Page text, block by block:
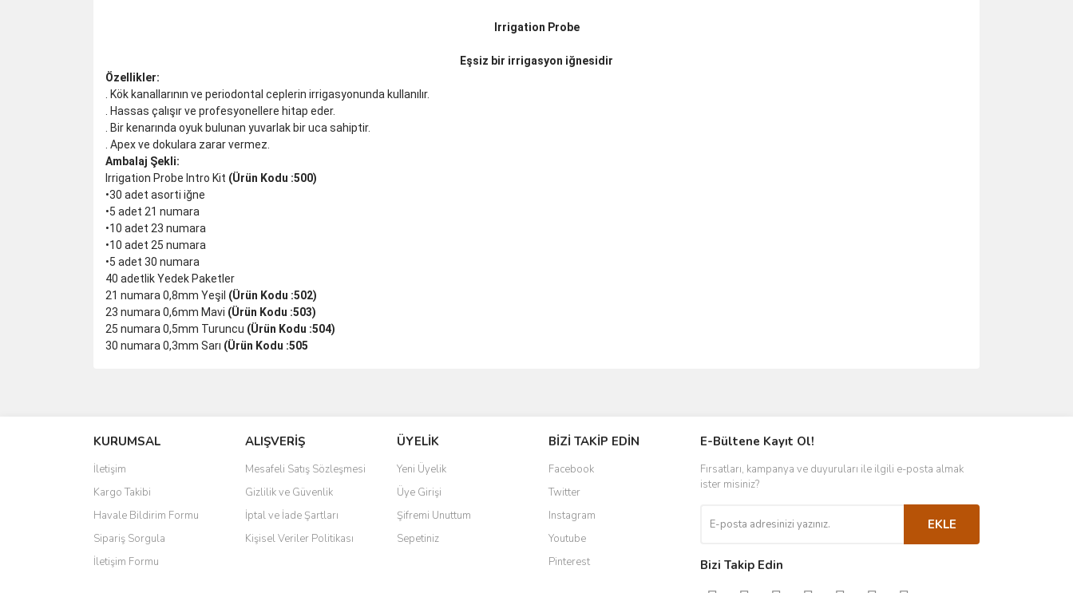
Irrigation Probe
Eşsiz bir irrigasyon iğnesidir
Özellikler:
. Kök kanallarının ve periodontal ceplerin irrigasyonunda kullanılır.
. Hassas çalışır ve profesyonellere hitap eder.
. Bir kenarında oyuk bulunan yuvarlak bir uca sahiptir.
. Apex ve dokulara zarar vermez.
Ambalaj Şekli:
Irrigation Probe Intro Kit (Ürün Kodu :500)
•30 adet asorti iğne
•5 adet 21 numara
•10 adet 23 numara
•10 adet 25 numara
•5 adet 30 numara
40 adetlik Yedek Paketler
21 numara 0,8mm Yeşil (Ürün Kodu :502)
23 numara 0,6mm Mavi (Ürün Kodu :503)
25 numara 0,5mm Turuncu (Ürün Kodu :504)
30 numara 0,3mm Sarı (Ürün Kodu :505
Ürün resmi kalitesiz, bozuk veya görüntülenemiyor.
Ürün açıklamasında eksik bilgiler bulunuyor.
Ürün bilgilerinde hatalar bulunuyor.
Ürün fiyatı diğer sitelerden daha pahalı.
Bu ürüne benzer farklı alternatifler olmalı.
KURUMSAL
İletişim
Kargo Takibi
Havale Bildirim Formu
Sipariş Sorgula
İletişim Formu
ALIŞVERİŞ
Mesafeli Satış Sözleşmesi
Gizlilik ve Güvenlik
İptal ve İade Şartları
Kişisel Veriler Politikası
ÜYELİK
Yeni Üyelik
Üye Girişi
Şifremi Unuttum
Sepetiniz
BİZİ TAKİP EDİN
Facebook
Twitter
Instagram
Youtube
Pinterest
E-Bültene Kayıt Ol!
Fırsatları, kampanya ve duyuruları ile ilgili e-posta almak
ister misiniz?
EKLE
Bizi Takip Edin